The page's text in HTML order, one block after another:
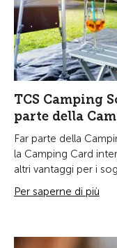
TCS Camping
parte della
Far parte della
la Camping Card
altri vantaggi per i
Per saperne di più